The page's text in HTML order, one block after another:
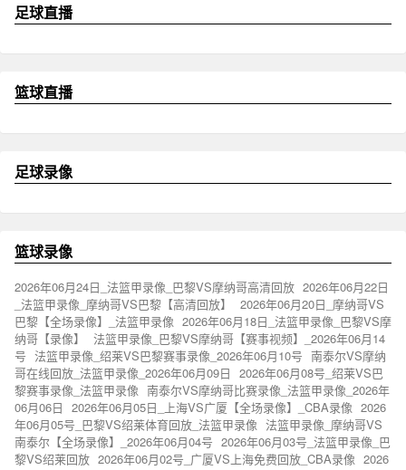
足球直播
篮球直播
足球录像
篮球录像
2026年06月24日_法篮甲录像_巴黎VS摩纳哥高清回放 2026年06月22日
_法篮甲录像_摩纳哥VS巴黎【高清回放】
2026年06月20日_摩纳哥VS
巴黎【全场录像】_法篮甲录像 2026年06月18日_法篮甲录像_巴黎VS摩
纳哥【录像】
法篮甲录像_巴黎VS摩纳哥【赛事视频】_2026年06月14
号 法篮甲录像_绍莱VS巴黎赛事录像_2026年06月10号 南泰尔VS摩纳
哥在线回放_法篮甲录像_2026年06月09日 2026年06月08号_绍莱VS巴
黎赛事录像_法篮甲录像 南泰尔VS摩纳哥比赛录像_法篮甲录像_2026年
06月06日 2026年06月05日_上海VS广厦【全场录像】_CBA录像 2026
年06月05号_巴黎VS绍莱体育回放_法篮甲录像 法篮甲录像_摩纳哥VS
南泰尔【全场录像】_2026年06月04号 2026年06月03号_法篮甲录像_巴
黎VS绍莱回放 2026年06月02号_广厦VS上海免费回放_CBA录像 2026